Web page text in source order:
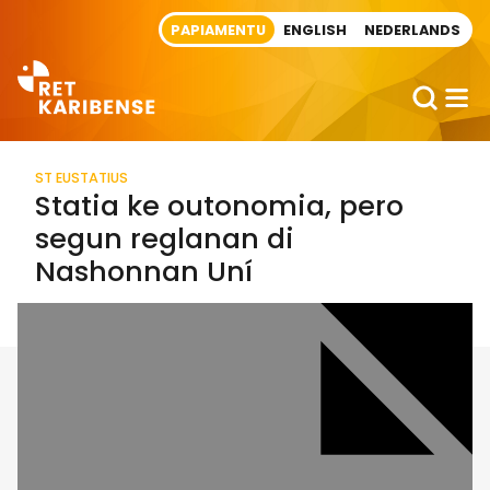
PAPIAMENTU ENGLISH NEDERLANDS
ST EUSTATIUS
Statia ke outonomia, pero
segun reglanan di
Nashonnan Uní